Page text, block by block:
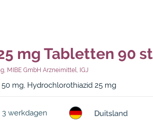
mg Tabletten 90 st
, MIBE GmbH Arzneimittel, IGJ
mg, Hydrochlorothiazid 25 mg
werkdagen